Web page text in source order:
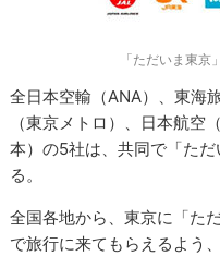
「ただいま東京
全日本空輸（ANA）、東海
（東京メトロ）、日本航空
本）の5社は、共同で「た
る。
全国各地から、東京に「た
で旅行に来てもらえるよう